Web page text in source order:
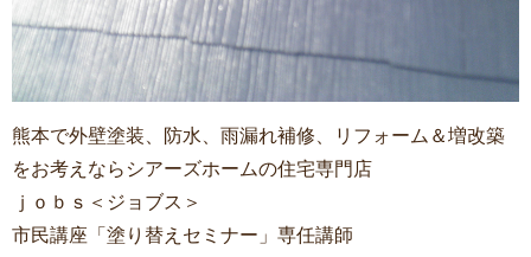
熊本で外壁塗装、防水、雨漏れ補修、リフォーム＆増改築
をお考えならシアーズホームの住宅専門店
ｊｏｂｓ＜ジョブス＞
市民講座「塗り替えセミナー」専任講師